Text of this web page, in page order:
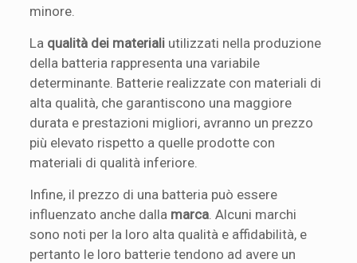
minore.
La qualità dei materiali utilizzati nella produzione
della batteria rappresenta una variabile
determinante. Batterie realizzate con materiali di
alta qualità, che garantiscono una maggiore
durata e prestazioni migliori, avranno un prezzo
più elevato rispetto a quelle prodotte con
materiali di qualità inferiore.
Infine, il prezzo di una batteria può essere
influenzato anche dalla marca . Alcuni marchi
sono noti per la loro alta qualità e affidabilità, e
pertanto le loro batterie tendono ad avere un